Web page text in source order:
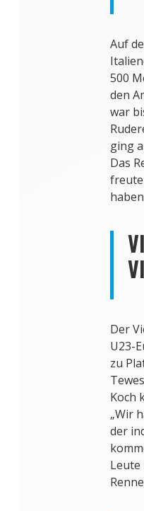
Auf
500
den
war
ging
Das
freute
Der
U23-
zu
Koch
„Wir
der
Leute